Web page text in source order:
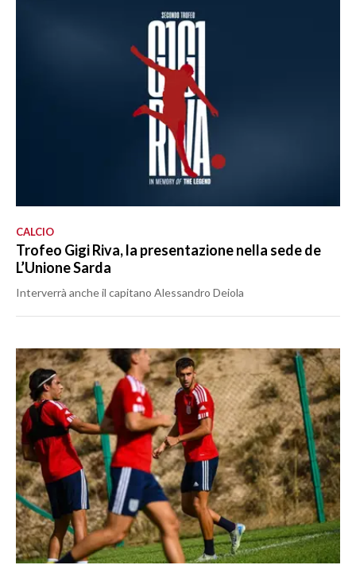
CALCIO
Trofeo Gigi Riva, la presentazione nella sede de
L’Unione Sarda
Interverrà anche il capitano Alessandro Deiola